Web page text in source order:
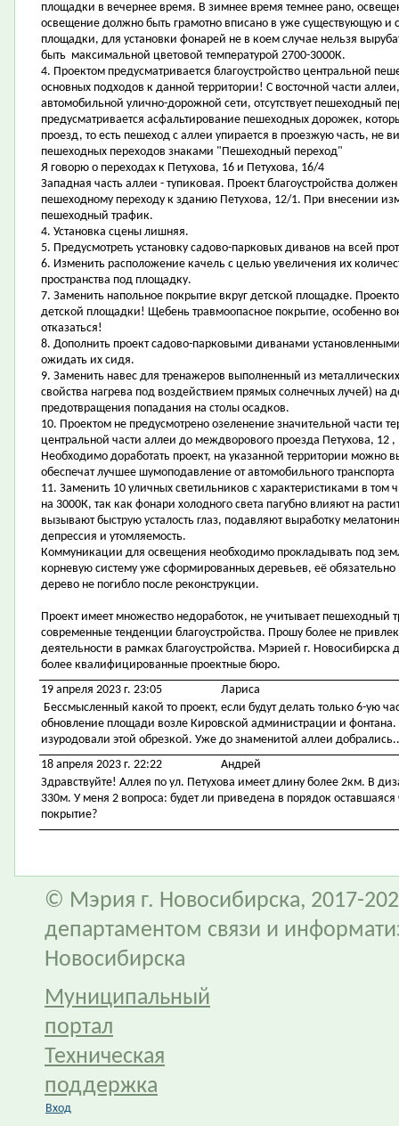
площадки в вечернее время. В зимнее время темнее рано,
освещение должно быть грамотно вписано в уже существующую и
площадки, для установки фонарей не в коем случае нельзя
быть максимальной цветовой температурой 2700-3000К.
4. Проектом предусматривается благоустройство центральной
основных подходов к данной территории! С восточной части
автомобильной улично-дорожной сети, отсутствует пешеходный
предусматривается асфальтирование пешеходных дорожек,
проезд, то есть пешеход с аллеи упирается в проезжую часть, не
пешеходных переходов знаками "Пешеходный переход"
Я говорю о переходах к Петухова, 16 и Петухова, 16/4
Западная часть аллеи - тупиковая. Проект благоустройства
пешеходному переходу к зданию Петухова, 12/1. При внесении
пешеходный трафик.
4. Установка сцены лишняя.
5. Предусмотреть установку садово-парковых диванов на всей
6. Изменить расположение качель с целью увеличения их
пространства под площадку.
7. Заменить напольное покрытие вкруг детской площадке.
детской площадки! Щебень травмоопасное покрытие, особенно
отказаться!
8. Дополнить проект садово-парковыми диванами
ожидать их сидя.
9. Заменить навес для тренажеров выполненный из
свойства нагрева под воздействием прямых солнечных лучей) на
предотвращения попадания на столы осадков.
10. Проектом не предусмотрено озеленение значительной части
центральной части аллеи до междворового проезда Петухова, 12
Необходимо доработать проект, на указанной территории можно
обеспечат лучшее шумоподавление от автомобильного транспорта
11. Заменить 10 уличных светильников с характеристиками в том
на 3000К, так как фонари холодного света пагубно влияют на
вызывают быструю усталость глаз, подавляют выработку
депрессия и утомляемость.
Коммуникации для освещения необходимо прокладывать под
корневую систему уже сформированных деревьев, её
дерево не погибло после реконструкции.
Проект имеет множество недоработок, не учитывает пешеходный
современные тенденции благоустройства. Прошу более не
деятельности в рамках благоустройства. Мэрией г. Новосибирска
более квалифицированные проектные бюро.
19 апреля 2023 г. 23:05
Лариса
Бессмысленный какой то проект, если будут делать только 6-ую
обновление площади возле Кировской администрации и фонтана.
изуродовали этой обрезкой. Уже до знаменитой аллеи
18 апреля 2023 г. 22:22
Андрей
Здравствуйте! Аллея по ул. Петухова имеет длину более 2км. В
330м. У меня 2 вопроса: будет ли приведена в порядок оставшаяся
покрытие?
© Мэрия г. Новосибирска, 2017-
департаментом связи и
Новосибирска
Муниципальный
портал
Техническая
поддержка
Вход